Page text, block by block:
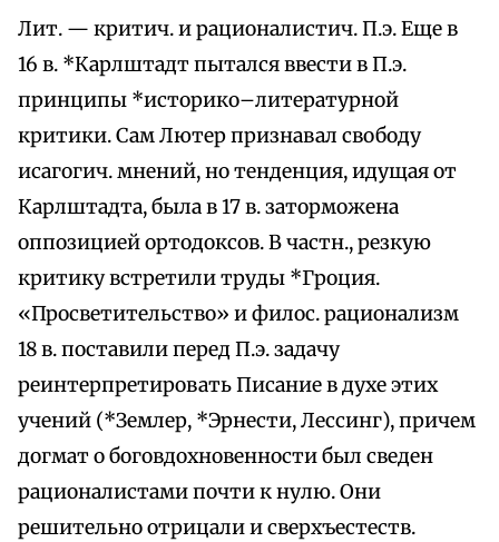
Лит. — критич. и рационалистич. П.э. Еще в
16 в. *Карлштадт пытался ввести в П.э.
принципы *историко–литературной
критики. Сам Лютер признавал свободу
исагогич. мнений, но тенденция, идущая от
Карлштадта, была в 17 в. заторможена
оппозицией ортодоксов. В частн., резкую
критику встретили труды *Гроция.
«Просветительство» и филос. рационализм
18 в. поставили перед П.э. задачу
реинтерпретировать Писание в духе этих
учений (*Землер, *Эрнести, Лессинг), причем
догмат о боговдохновенности был сведен
рационалистами почти к нулю. Они
решительно отрицали и сверхъестеств.